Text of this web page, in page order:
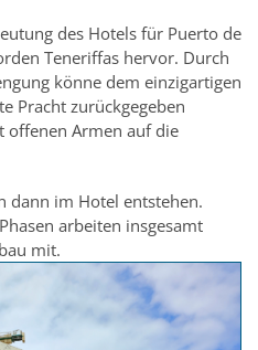
des Hotels für Puerto de
Teneriffas hervor. Durch
könne dem einzigartigen
Pracht zurückgegeben
offenen Armen auf die
dann im Hotel entstehen.
arbeiten insgesamt
mit.